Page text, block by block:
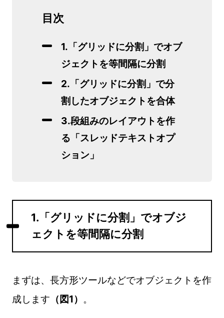
目次
1.「グリッドに分割」でオブ
ジェクトを等間隔に分割
2.「グリッドに分割」で分
割したオブジェクトを合体
3.段組みのレイアウトを作
る「スレッドテキストオプ
ション」
1.「グリッドに分割」でオブジ
ェクトを等間隔に分割
まずは、長方形ツールなどでオブジェクトを作
成します （図1） 。